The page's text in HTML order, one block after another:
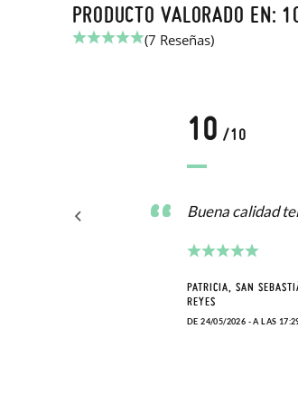
PRODUCTO VALORADO EN:
(7 Reseñas)
10 /10
Buena calidad
PATRICIA, SAN
REYES
DE 24/05/2026 - A LAS